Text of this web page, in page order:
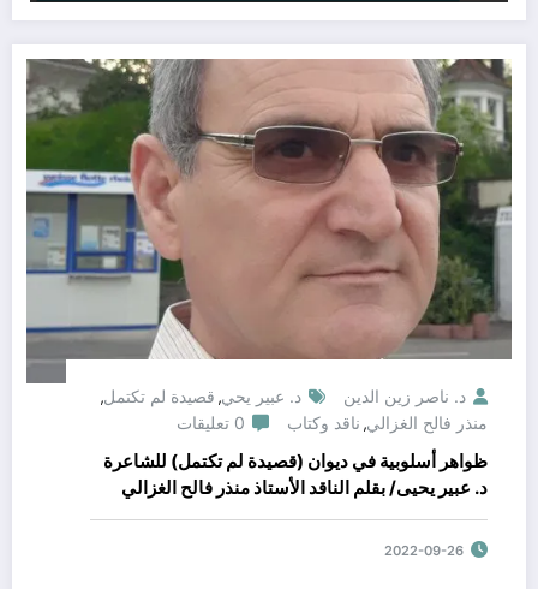
د. ناصر زين الدين د. عبير يحي, قصيدة لم تكتمل,
منذر فالح الغزالي, ناقد وكتاب 0 تعليقات
ظواهر أسلوبية في ديوان (قصيدة لم تكتمل) للشاعرة
د. عبير يحيى/ بقلم الناقد الأستاذ منذر فالح الغزالي
2022-09-26